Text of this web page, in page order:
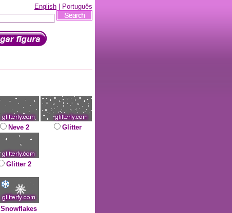
English | Português
Neve 2 Glitter
Glitter 2
Snowflakes